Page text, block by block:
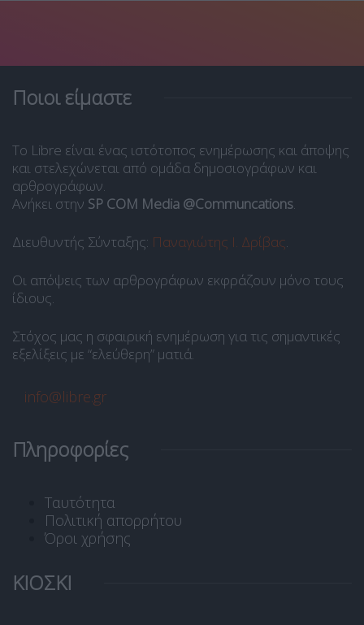
Ποιοι είμαστε
Το Libre είναι ένας ιστότοπος ενημέρωσης και άποψης
και στελεχώνεται από ομάδα δημοσιογράφων και
αρθρογράφων.
Ανήκει στην SP COM Media @Communcations.
Διευθυντής Σύνταξης: Παναγιώτης Ι. Δρίβας.
Οι απόψεις των αρθρογράφων εκφράζουν μόνο τους
ίδιους.
Στόχος μας η σφαιρική ενημέρωση για τις σημαντικές
εξελίξεις με “ελεύθερη” ματιά.
info@libre.gr
Πληροφορίες
Ταυτότητα
Πολιτική απορρήτου
Όροι χρήσης
ΚΙΟΣΚΙ